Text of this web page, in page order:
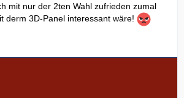
mit nur der 2ten Wahl zufrieden zumal
derm 3D-Panel interessant wäre!